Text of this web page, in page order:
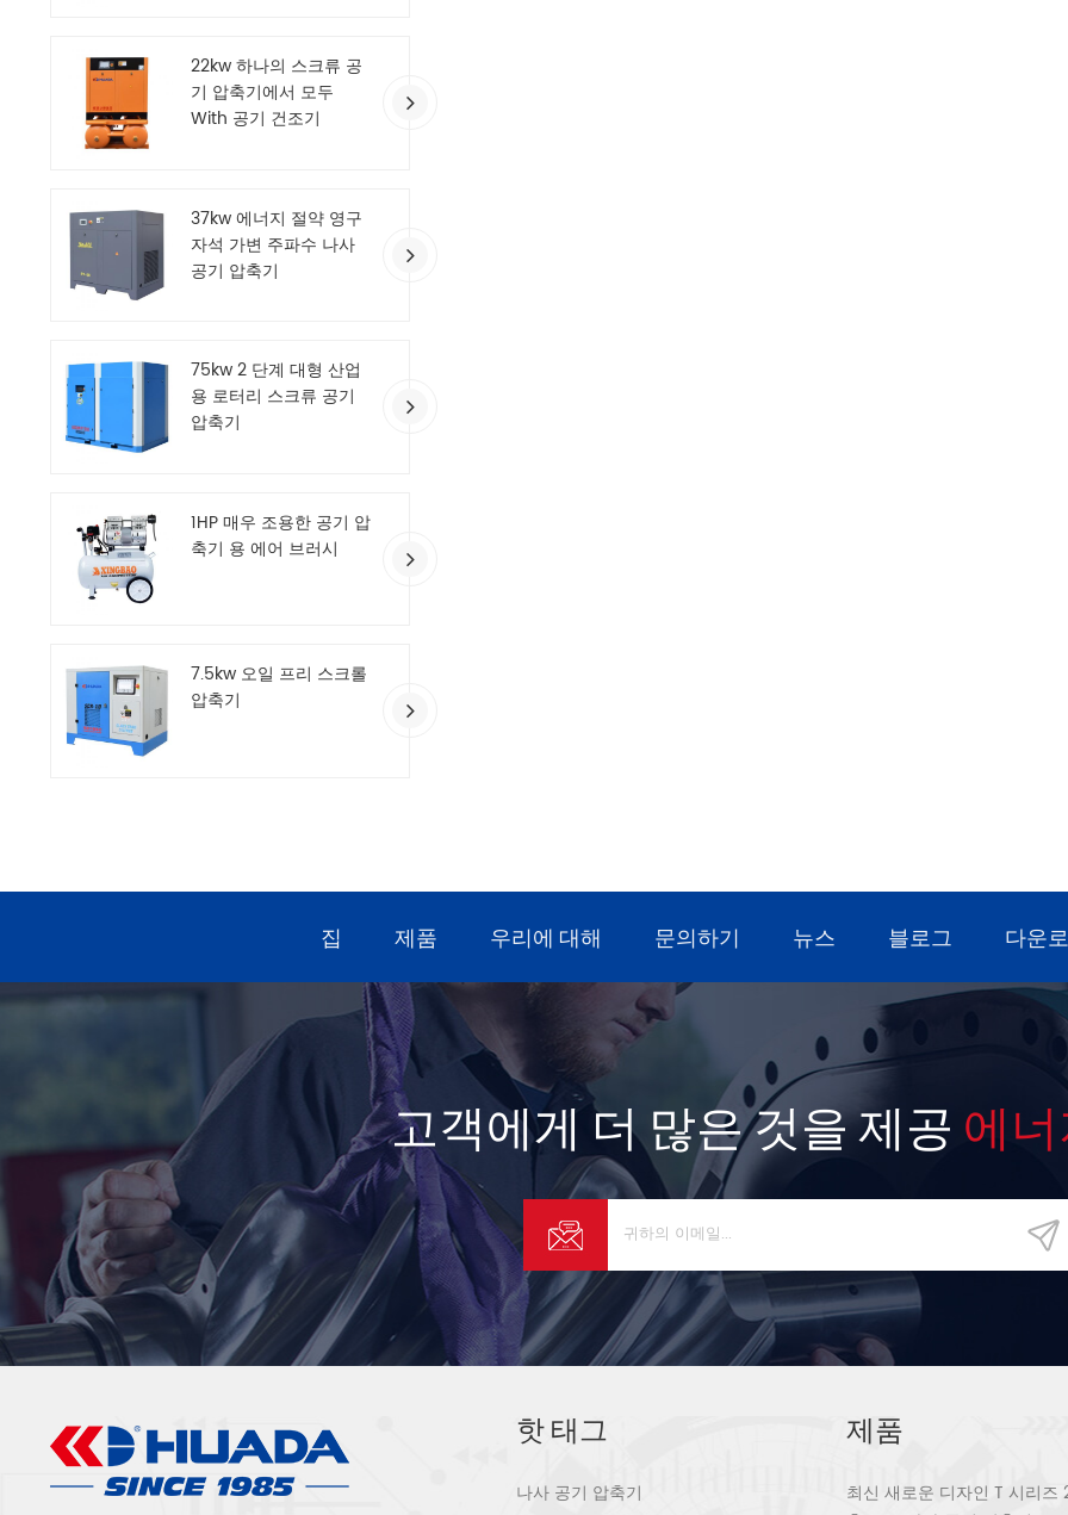
22kw 하나의 스크류 공
기 압축기에서 모두
With 공기 건조기
37kw 에너지 절약 영구
자석 가변 주파수 나사
공기 압축기
75kw 2 단계 대형 산업
용 로터리 스크류 공기
압축기
1HP 매우 조용한 공기 압
축기 용 에어 브러시
7.5kw 오일 프리 스크롤
압축기
집 제품 우리에 대해 문의하기 뉴스 블로그 다운
고객에게 더 많은 것을 제공 에
핫 태그
나사 공기 압축기
제품
최신 새로운 디자인 T 시리즈